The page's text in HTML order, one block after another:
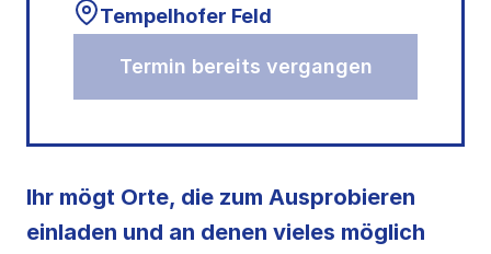
Termin bereits vergangen
Tempelhofer Feld
Ihr mögt Orte, die zum Ausprobieren
einladen und an denen vieles möglich